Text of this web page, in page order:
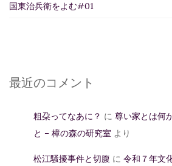
国東治兵衛をよむ#01
最近のコメント
粗朶ってなあに？ に 尊い家とは何
と – 樟の森の研究室 より
松江騒擾事件と切腹 に 令和７年文